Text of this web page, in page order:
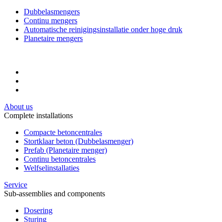
Dubbelasmengers
Continu mengers
Automatische reinigingsinstallatie onder hoge druk
Planetaire mengers
About us
Complete installations
Compacte betoncentrales
Stortklaar beton (Dubbelasmenger)
Prefab (Planetaire menger)
Continu betoncentrales
Welfselinstallaties
Service
Sub-assemblies and components
Dosering
Sturing